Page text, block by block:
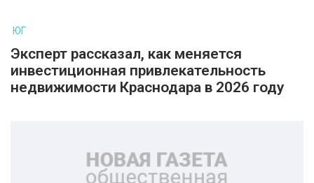
ЮГ
Эксперт рассказал, как меняется
инвестиционная привлекательность
недвижимости Краснодара в 2026 году